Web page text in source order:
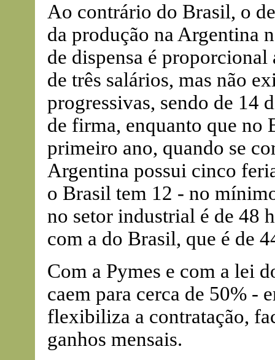
Ao contrário do Brasil, o
da produção na Argentina
de dispensa é
de três salários, mas não
progressivas, sendo de 14
de firma, enquanto que no
primeiro ano, quando se
Argentina possui cinco
o Brasil tem 12 - no
no setor industrial é de 48
com a do Brasil, que é de
Com a Pymes e com a lei
caem para cerca de 50% -
flexibiliza a contratação,
ganhos mensais.